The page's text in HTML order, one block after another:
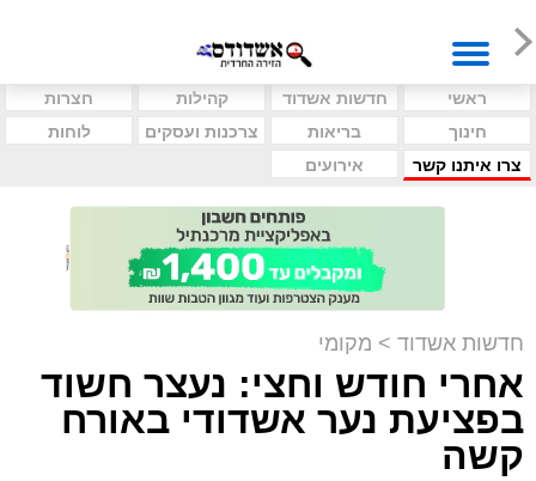
ראשי חדשות אשדוד קהילות
חצרות
חינוך
בריאות צרכנות ועסקים
לוחות
צרו איתנו קשר
אירועים
חדשות אשדוד > מקומי
אחרי חודש וחצי: נעצר חשוד
בפציעת נער אשדודי באורח
קשה